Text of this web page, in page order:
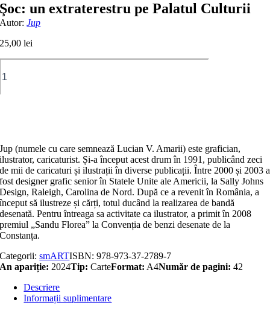
Şoc: un extraterestru pe Palatul Culturii
Autor:Jup
25,00lei
Jup (numele cu care semnează Lucian V. Amarii) este grafician,
ilustrator, caricaturist. Și-a început acest drum în 1991, publicând zeci
de mii de caricaturi și ilustrații în diverse publicații. Între 2000 și 2003 a
fost designer grafic senior în Statele Unite ale Americii, la Sally Johns
Design, Raleigh, Carolina de Nord. După ce a revenit în România, a
început să ilustreze și cărți, totul ducând la realizarea de bandă
desenată. Pentru întreaga sa activitate ca ilustrator, a primit în 2008
premiul „Sandu Florea” la Convenția de benzi desenate de la
Constanța.
Categorii:smARTISBN:978-973-37-2789-7
An apariție: 2024Tip: CarteFormat: A4Număr de pagini: 42
Descriere
Informații suplimentare